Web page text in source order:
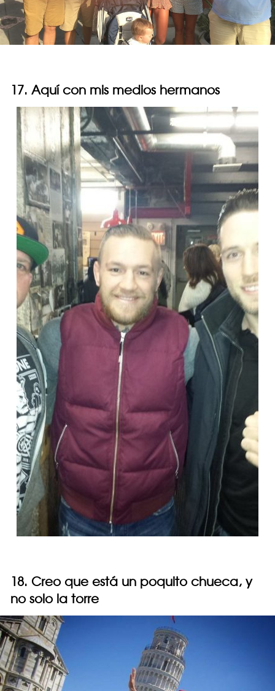
17. Aquí con mis medios hermanos
18. Creo que está un poquito chueca, y
no solo la torre